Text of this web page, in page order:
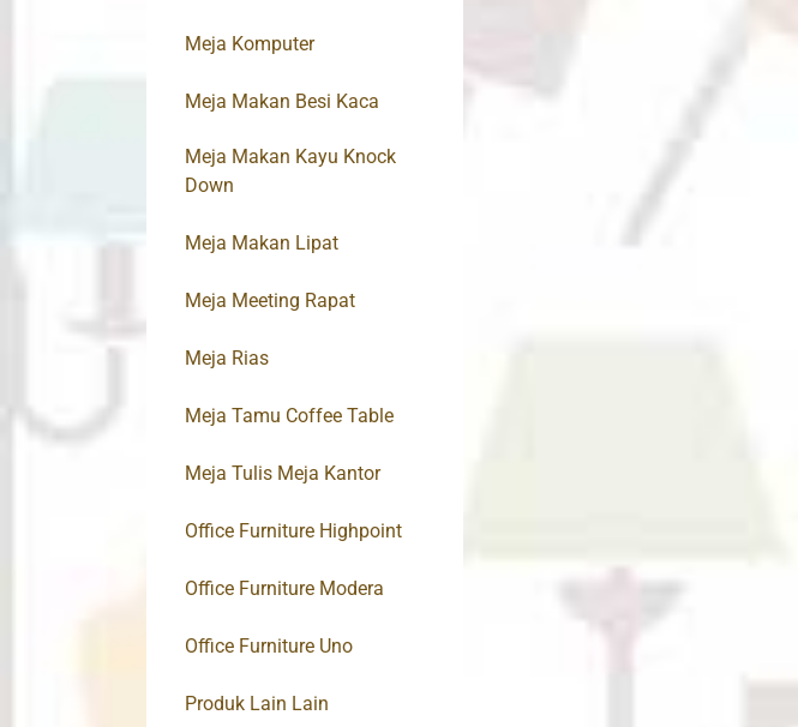
Meja Komputer
Meja Makan Besi Kaca
Meja Makan Kayu Knock
Down
Meja Makan Lipat
Meja Meeting Rapat
Meja Rias
Meja Tamu Coffee Table
Meja Tulis Meja Kantor
Office Furniture Highpoint
Office Furniture Modera
Office Furniture Uno
Produk Lain Lain